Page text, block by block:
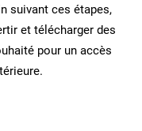
suivant ces étapes,
et télécharger des
pour un accès